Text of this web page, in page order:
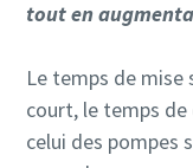
tout en
Le temps de mise
court, le temps
celui des pompes